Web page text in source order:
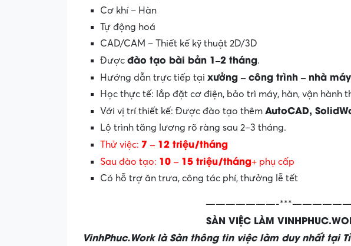
Cơ khí – Hàn
Tự động hoá
CAD/CAM – Thiết kế kỹ thuật 2D/3D
Được đào tạo bài bản 1–2 tháng.
Hướng dẫn trực tiếp tại xưởng – công trình – nhà máy
Học thực tế: lắp đặt cơ điện, bảo trì máy, hàn, vận hành
Với vị trí thiết kế: Được đào tạo thêm AutoCAD,
Lộ trình tăng lương rõ ràng sau 2–3 tháng.
Thử việc: 7 – 12 triệu/tháng
Sau đào tạo: 10 – 15 triệu/tháng+ phụ cấp
Có hỗ trợ ăn trưa, công tác phí, thưởng lễ tết
———————-
SÀN VIỆC LÀM
VinhPhuc.Work là Sàn thông tin việc làm duy nhất tại